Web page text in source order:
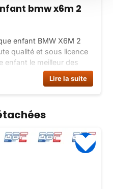
bmw x6m 2
enfant BMW X6M 2
qualité et sous licence
enfant le meilleur des
France.
Lire la suite